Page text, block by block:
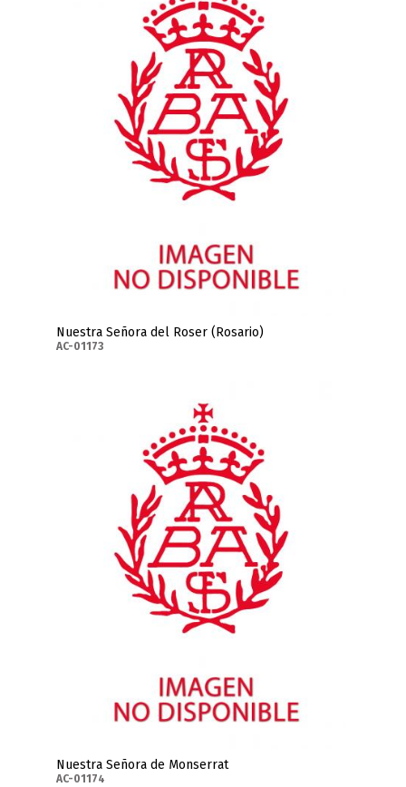
Nuestra Señora del Roser (Rosario)
AC-01173
Nuestra Señora de Monserrat
AC-01174